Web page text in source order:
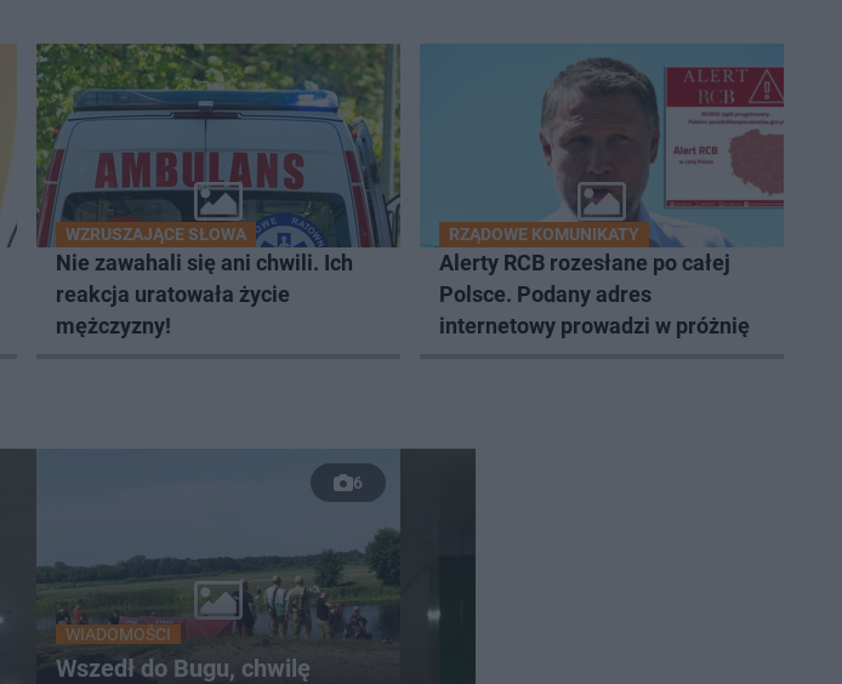
WZRUSZAJĄCE SŁOWA
Nie zawahali się ani chwili. Ich
reakcja uratowała życie
mężczyzny!
RZĄDOWE KOMUNIKATY
Alerty RCB rozesłane po całej
Polsce. Podany adres
internetowy prowadzi w próżnię
6
WIADOMOŚCI
Wszedł do Bugu, chwilę